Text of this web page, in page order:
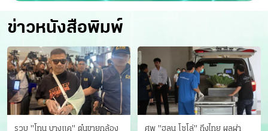
ข่าวหนังสือพิมพ์
รวบ "โทน บางแค" ตุ๋นขายกล้อง
ศพ "ฮลุน โซโล่" ถึงไทย ผลผ่า